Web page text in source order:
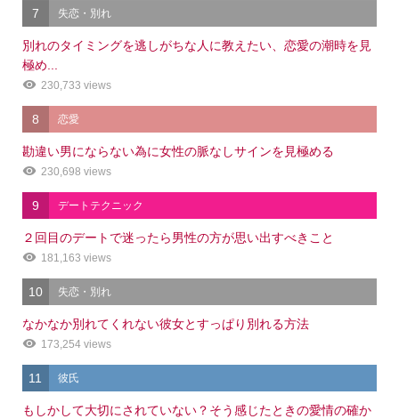
7 失恋・別れ
別れのタイミングを逃しがちな人に教えたい、恋愛の潮時を見
極め...
230,733 views
8 恋愛
勘違い男にならない為に女性の脈なしサインを見極める
230,698 views
9 デートテクニック
２回目のデートで迷ったら男性の方が思い出すべきこと
181,163 views
10 失恋・別れ
なかなか別れてくれない彼女とすっぱり別れる方法
173,254 views
11 彼氏
もしかして大切にされていない？そう感じたときの愛情の確か